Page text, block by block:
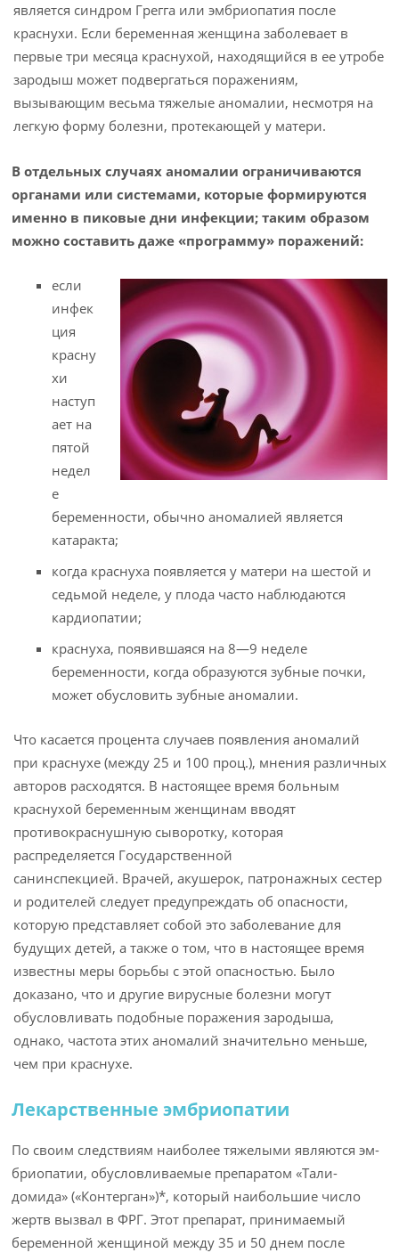
является синдром Грегга или эмбриопатия после
краснухи. Если беременная женщина заболевает в
первые три месяца краснухой, находящийся в ее утробе
зародыш может подвергаться поражениям,
вызывающим весьма тяжелые аномалии, несмотря на
легкую форму болезни, протекающей у ма­тери.
В отдельных случаях аномалии ограничиваются
органами или системами, которые формируются
именно в пиковые дни инфекции; таким образом
можно составить даже «программу» поражений:
если
инфек
ция
красну
хи
наступ
ает на
пятой
недел
е
беременности, обычно аномалией является
катаракта;
когда краснуха появляется у матери на шестой и
седьмой неделе, у плода часто наблюдаются
кардиопатии;
краснуха, появившаяся на 8—9 неделе
беременности, когда образуются зубные почки,
может обусловить зубные аномалии.
Что касается процента случаев появления аномалий
при краснухе (между 25 и 100 проц.), мнения различных
авторов расходятся. В настоящее время больным
краснухой беременным женщинам вводят
противокраснушную сыворотку, которая
распределяется Государствен­ной
санинспекцией. Врачей, акушерок, патронажных сестер
и родителей следует предупреждать об опасности,
которую представляет собой это заболевание для
будущих детей, а также о том, что в настоящее время
известны меры борьбы с этой опасностью. Было
доказано, что и другие вирусные болезни могут
обусловливать подобные поражения зародыша,
однако, частота этих аномалий значи­тельно меньше,
чем при краснухе.
Лекарственные эмбриопатии
По своим следствиям наиболее тяжелыми являются эм­
бриопатии, обусловливаемые препаратом «Тали-
домида» («Контерган»)*, который наибольшие число
жертв вызвал в ФРГ. Этот препарат, принимаемый
беременной женщиной между 35 и 50 днем после